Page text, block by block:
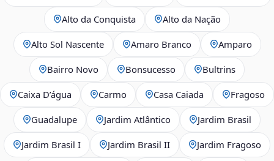
Alto da Conquista Alto da Nação
Alto Sol Nascente Amaro Branco Amparo
Bairro Novo Bonsucesso Bultrins
Caixa D’água Carmo Casa Caiada Fragoso
Guadalupe Jardim Atlântico Jardim Brasil
Jardim Brasil I Jardim Brasil II Jardim Fragoso